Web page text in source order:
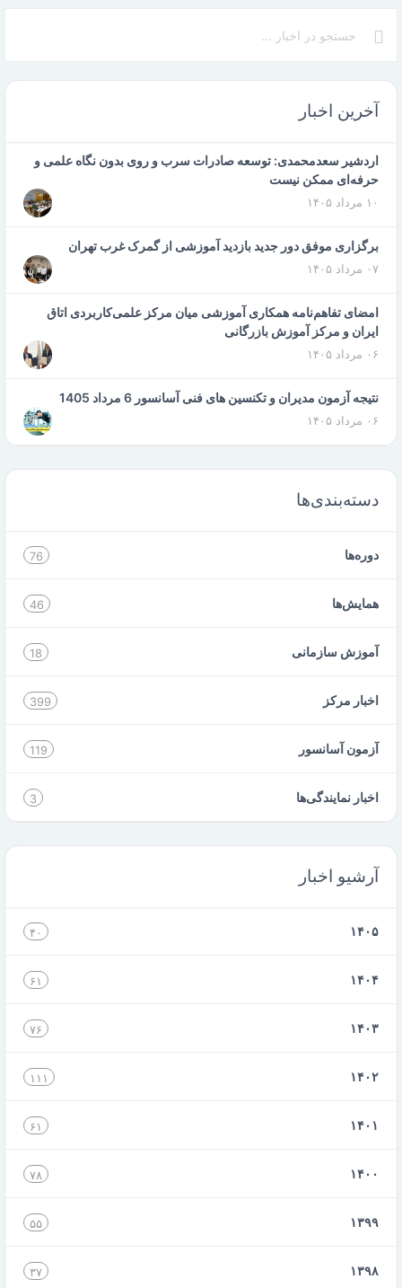
ادامه مطلب
آخرین اخبار
اردشیر سعدمحمدی: توسعه صادرات سرب و روی بدون نگاه علمی و
حرفه‌ای ممکن نیست
۱۰ مرداد ۱۴۰۵
برگزاری موفق دور جدید بازدید آموزشی از گمرک غرب تهران
۰۷ مرداد ۱۴۰۵
امضای تفاهم‌نامه همکاری آموزشی میان مرکز علمی‌کاربردی اتاق
ایران و مرکز آموزش بازرگانی
۰۶ مرداد ۱۴۰۵
نتیجه آزمون مدیران و تکنسین های فنی آسانسور 6 مرداد 1405
۰۶ مرداد ۱۴۰۵
دسته‌بندی‌ها
دوره‌ها 76
همایش‌ها 46
آموزش سازمانی 18
اخبار مرکز 399
آزمون آسانسور 119
اخبار نمایندگی‌ها 3
آرشیو اخبار
۱۴۰۵ ۴۰
۱۴۰۴ ۶۱
۱۴۰۳ ۷۶
۱۴۰۲ ۱۱۱
۱۴۰۱ ۶۱
۱۴۰۰ ۷۸
۱۳۹۹ ۵۵
۱۳۹۸ ۳۷